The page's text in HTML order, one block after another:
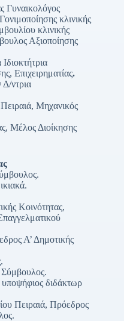
Γυναικολόγος
κλινικής
κλινικής
Αξιοποίησης
Επιχειρηματίας.
ντρια
Μηχανικός
Μέλος Διοίκησης
Κοινότητας,
Α’ Δημοτικής
διδάκτωρ
Πειραιά, Πρόεδρος